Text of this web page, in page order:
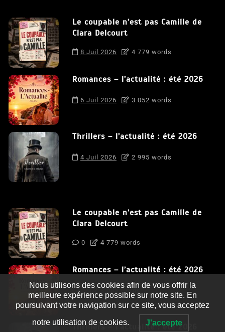
Le coupable n’est pas Camille de
Clara Delcourt
8 Juil 2026 4 779 words
Romances – l’actualité : été 2026
6 Juil 2026 3 052 words
Thrillers – l’actualité : été 2026
4 Juil 2026 2 995 words
Le coupable n’est pas Camille de
Clara Delcourt
0 4 779 words
Romances – l’actualité : été 2026
0 3 052 words
Thrillers – l’actualité : été 2026
Nous utilisons des cookies afin de vous offrir la
meilleure expérience possible sur notre site. En
poursuivant votre navigation sur ce site, vous acceptez
notre utilisation de cookies. J'accepte